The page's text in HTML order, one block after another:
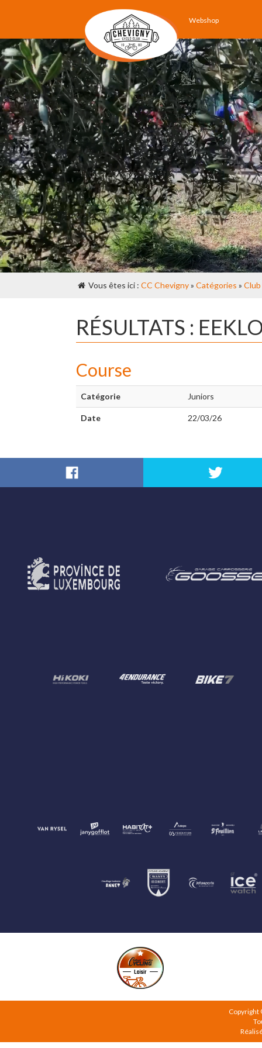
Webshop
Vous êtes ici : CC Chevigny» Catégories » Club
RÉSULTATS :
Course
Catégorie Juniors
Date 22/03/26